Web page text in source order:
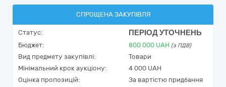
СПРОЩЕНА ЗАКУПІВЛЯ
Статус: ПЕРІОД УТОЧНЕНЬ
Бюджет: 800 000 UAH (з ПДВ)
Вид предмету закупівлі:
Товари
Мінімальний крок аукціону:
4 000 UAH
Оцінка пропозицій:
За вартістю придбання